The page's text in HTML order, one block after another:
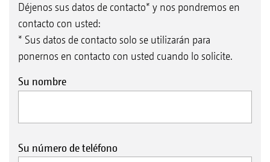
Déjenos sus datos de contacto* y nos pondremos en
contacto con usted:
* Sus datos de contacto solo se utilizarán para
ponernos en contacto con usted cuando lo solicite.
Su nombre
Su número de teléfono